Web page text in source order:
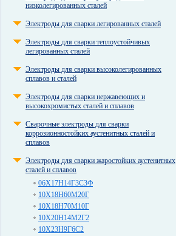
низколегированных сталей
Электроды для сварки легированных сталей
Электроды для сварки теплоустойчивых
легированных сталей
Электроды для сварки высоколегированных
сплавов и сталей
Электроды для сварки нержавеющих и
высокохромистых сталей и сплавов
Сварочные электроды для сварки
коррозионностойких аустенитных сталей и
сплавов
Электроды для сварки жаростойких аустенитных
сталей и сплавов
06Х17Н14Г3С3Ф
10Х18Н60М20Г
10Х18Н70М10Г
10Х20Н14М2Г2
10Х23Н9Г6С2